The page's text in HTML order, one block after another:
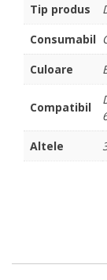
Tip produs
Consumabil
Culoare
Compatibil
Altele